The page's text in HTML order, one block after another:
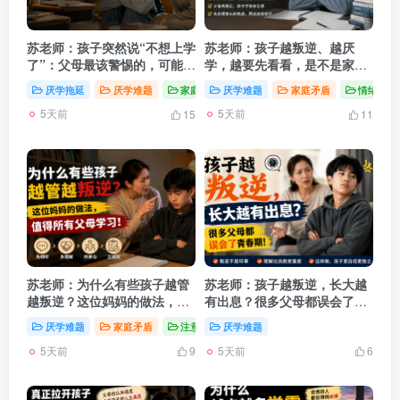
苏老师：孩子突然说“不想上学
了”：父母最该警惕的，可能不
厌学拖延 厌学难题 家庭矛盾
5天前 15
苏老师：孩子越叛逆、越厌
学，越要先看看，是不是家长
厌学难题 家庭矛盾 情绪困惑
5天前 11
苏老师：为什么有些孩子越管
越叛逆？这位妈妈的做法，值
得所有父母学习！
厌学难题 家庭矛盾 注意力差
5天前 9
苏老师：孩子越叛逆，长大越
有出息？很多父母都误会了青
春期！厌学难题
5天前 6